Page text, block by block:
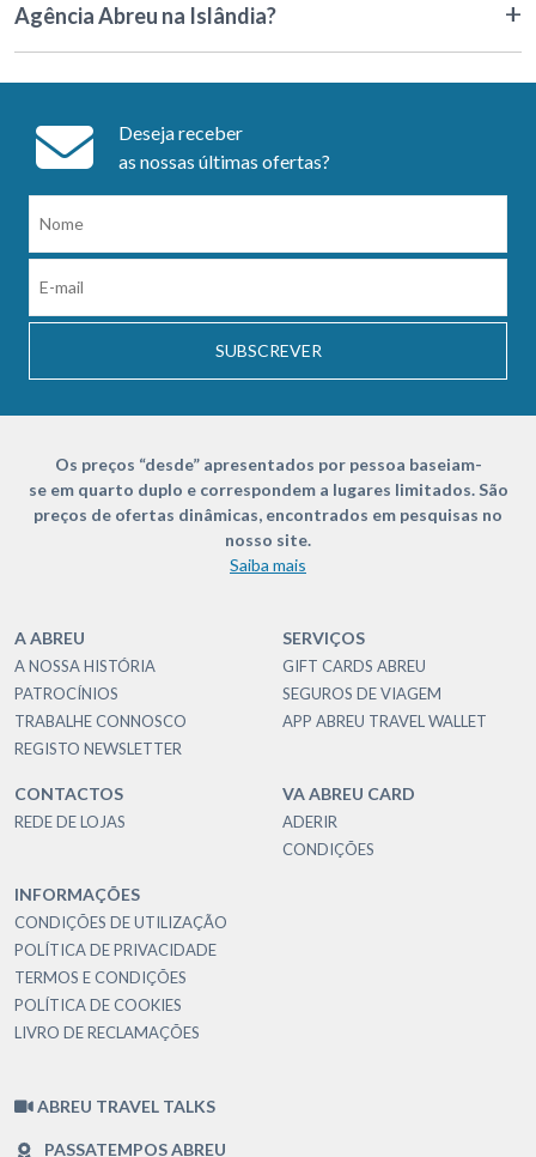
Agência Abreu na Islândia?
Deseja receber
as nossas últimas ofertas?
SUBSCREVER
Os preços “desde” apresentados por pessoa baseiam-
se em quarto duplo e correspondem a lugares limitados. São
preços de ofertas dinâmicas, encontrados em pesquisas no
nosso site.
Saiba mais
A ABREU
A NOSSA HISTÓRIA
PATROCÍNIOS
TRABALHE CONNOSCO
REGISTO NEWSLETTER
SERVIÇOS
GIFT CARDS ABREU
SEGUROS DE VIAGEM
APP ABREU TRAVEL WALLET
CONTACTOS
REDE DE LOJAS
VA ABREU CARD
ADERIR
CONDIÇÕES
INFORMAÇÕES
CONDIÇÕES DE UTILIZAÇÃO
POLÍTICA DE PRIVACIDADE
TERMOS E CONDIÇÕES
POLÍTICA DE COOKIES
LIVRO DE RECLAMAÇÕES
ABREU TRAVEL TALKS
PASSATEMPOS ABREU